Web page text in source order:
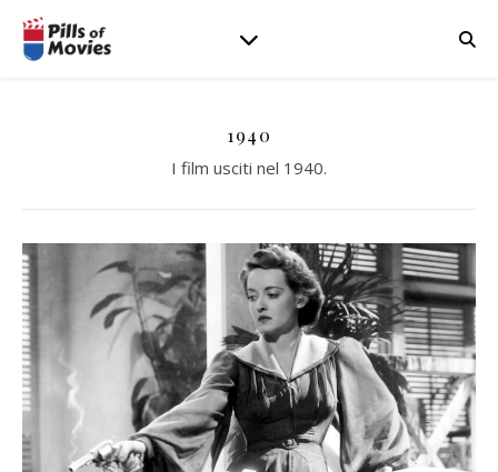
1940
I film usciti nel 1940.